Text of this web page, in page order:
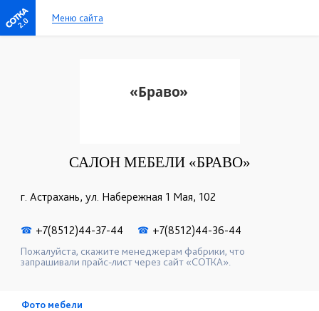
2.0 Меню сайта
САЛОН МЕБЕЛИ «БРАВО»
г. Астрахань, ул. Набережная 1 Мая, 102
☎ +7(8512)44-37-44 ☎ +7(8512)44-36-44
Пожалуйста, скажите менеджерам фабрики, что
запрашивали прайс-лист через сайт «СОТКА».
Фото мебели